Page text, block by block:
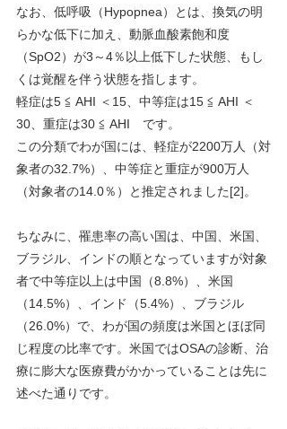
なお、低呼吸（Hypopnea）とは、換気の明
らかな低下に加え、動脈血酸素飽和度
（SpO2）が3～4％以上低下した状態、もし
くは覚醒を伴う状態を指します。
軽症は5 ≦ AHI ＜15、中等症は15 ≦ AHI ＜
30、重症は30 ≦ AHI　です。
この分類でわが国には、軽症が2200万人（対
象者の32.7%）、中等症と重症が900万人
（対象者の14.0％）と推定されました[2]。
ちなみに、罹患率の高い国は、中国、米国、
ブラジル、インドの順となっていますが対象
者で中等症以上は中国（8.8%）、米国
（14.5%）、インド（5.4%）、ブラジル
（26.0%）で、わが国の頻度は米国とほぼ同
じ程度の比率です。米国ではOSAの診断、治
療に膨大な医療費がかかっていることは先に
述べた通りです。